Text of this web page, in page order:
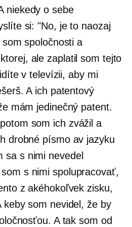
niekedy o sebe
si: "No, je to naozaj
spoločnosti a
ale zaplatil som tejto
v televízii, aby mi
A ich patentový
mám jedinečný patent.
som ich zvážil a
drobné písmo av jazyku
sa s nimi nevedel
s nimi spolupracovať,
z akéhokoľvek zisku,
keby som nevidel, že by
A tak som od